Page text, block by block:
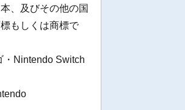
、及びその他の国
もしくは商標で
・Nintendo Switch